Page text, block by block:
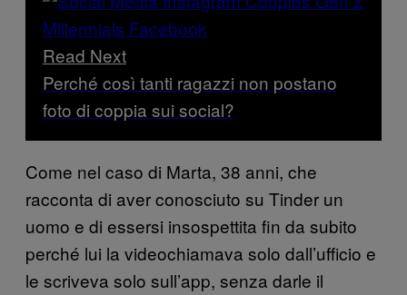
Read Next
Perché così tanti ragazzi non postano
foto di coppia sui social?
Come nel caso di Marta, 38 anni, che
racconta di aver conosciuto su Tinder un
uomo e di essersi insospettita fin da subito
perché lui la videochiamava solo dall’ufficio e
le scriveva solo sull’app, senza darle il